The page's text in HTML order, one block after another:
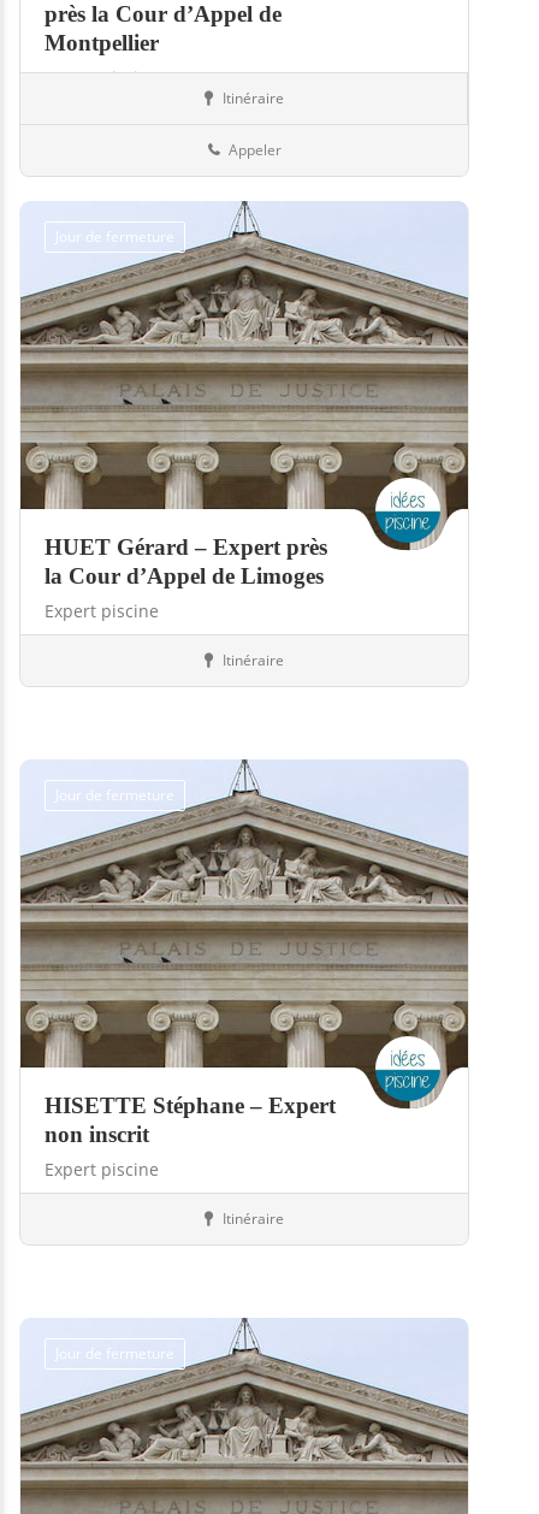
près la Cour d’Appel de
Montpellier
Expert piscine
66-Pyrénées-Orientales
Itinéraire
Appeler
Jour de fermeture
HUET Gérard – Expert près
la Cour d’Appel de Limoges
Expert piscine
Itinéraire
Jour de fermeture
HISETTE Stéphane – Expert
non inscrit
Expert piscine
64-Pyrénées-Atlantiques
Itinéraire
Jour de fermeture